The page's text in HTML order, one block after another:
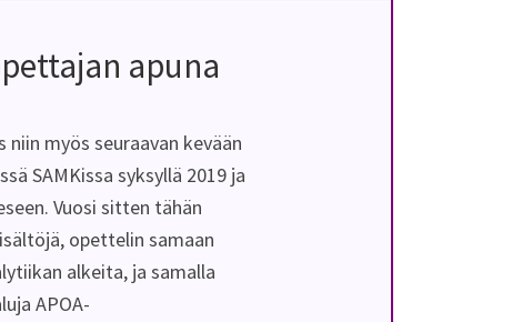
apuna
myös seuraavan kevään
SAMKissa syksyllä 2019 ja
Vuosi sitten tähän
opettelin samaan
alkeita, ja samalla
APOA-